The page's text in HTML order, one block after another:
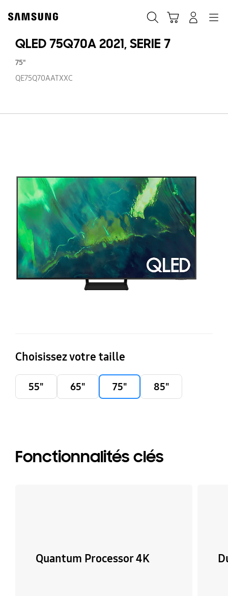
content
QLED 75Q70A 2021, SERIE 7
75"
QE75Q70AATXXC
Choisissez votre taille
55" 65" 75" 85"
Fonctionnalités clés
Quantum Processor 4K